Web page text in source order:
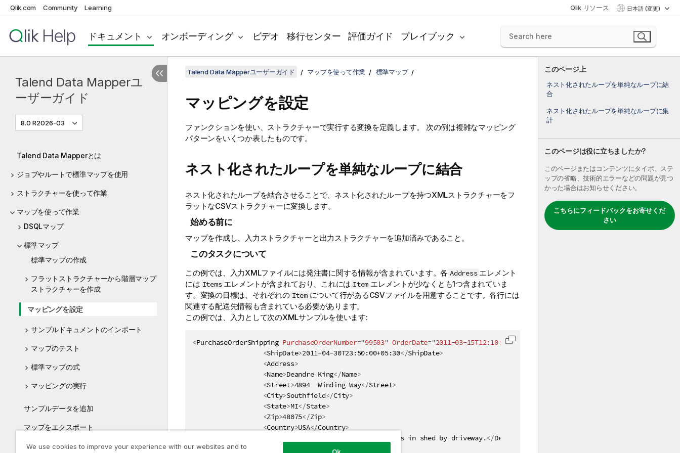
Qlik.com Community Learning Qlik リソース 日本語 (変更)
ドキュメント オンボーディング ビデオ 移行センター 評価ガイド プレイブック
Talend Data Mapperユ
ーザーガイド
8.0 R2026-03
Talend Data Mapperとは
ジョブやルートで標準マップを使用
ストラクチャーを使って作業
マップを使って作業
DSQLマップ
標準マップ
標準マップの作成
フラットストラクチャーから階層マップ
ストラクチャーを作成
マッピングを設定
サンプルドキュメントのインポート
マップのテスト
標準マップの式
マッピングの実行
サンプルデータを追加
マップをエクスポート
マップで使われているストラクチャーをア
このページ上
ネスト化されたループを単純なループに結
合
ネスト化されたループを単純なループに集
計
このページは役に立ちましたか?
このページまたはコンテンツにタイポ、ステ
ップの省略、技術的エラーなどの問題が見つ
かった場合はお知らせください。
こちらにフィードバックをお寄せくだ
さい
Talend Data Mapperユーザーガイド マップを使って作業 標準マップ
マッピングを設定
ファンクションを使い、ストラクチャーで実行する変換を定義します。
次の例は複雑なマッピング
パターンをいくつか表したものです。
ネスト化されたループを単純なループに結合
ネスト化されたループを結合させることで、ネスト化されたループを持つXMLストラクチャーをフ
ラットなCSVストラクチャーに変換します。
始める前に
マップを作成し、入力ストラクチャーと出力ストラクチャーを追加済みであること。
このタスクについて
この例では、入力XMLファイルには発注書に関する情報が含まれています。各 Address エレメント
には Items エレメントが含まれており、これには Item エレメントが少なくとも1つ含まれていま
す。変換の目標は、それぞれの Item について行があるCSVファイルを用意することです。各行には
関連する配送先情報も含まれている必要があります。
この例では、入力として次のXMLサンプルを使います:
<PurchaseOrderShipping PurchaseOrderNumber="99503" OrderDate="2011-03-15T12:10:03+05:30
<ShipDate>2011-04-30T23:50:00+05:30</ShipDate>
<Address>
<Name>Deandre King</Name>
<Street>4894  Winding Way</Street>
<City>Southfield</City>
<State>MI</State>
<Zip>48075</Zip>
<Country>USA</Country>
Please leave packages in shed by driveway.</DeliveryNotes
コードをクリップボードにコピーします
We use cookies to improve your experience with our websites and to